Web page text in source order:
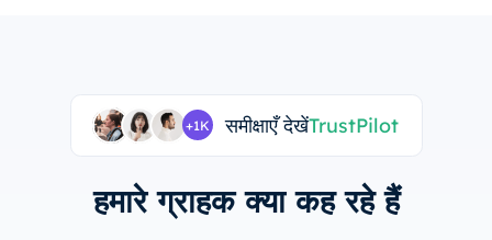
+1K समीक्षाएँ देखेंTrustPilot
हमारे ग्राहक क्या कह रहे हैं